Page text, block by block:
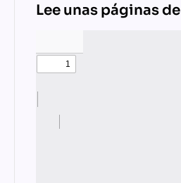
Lee unas páginas